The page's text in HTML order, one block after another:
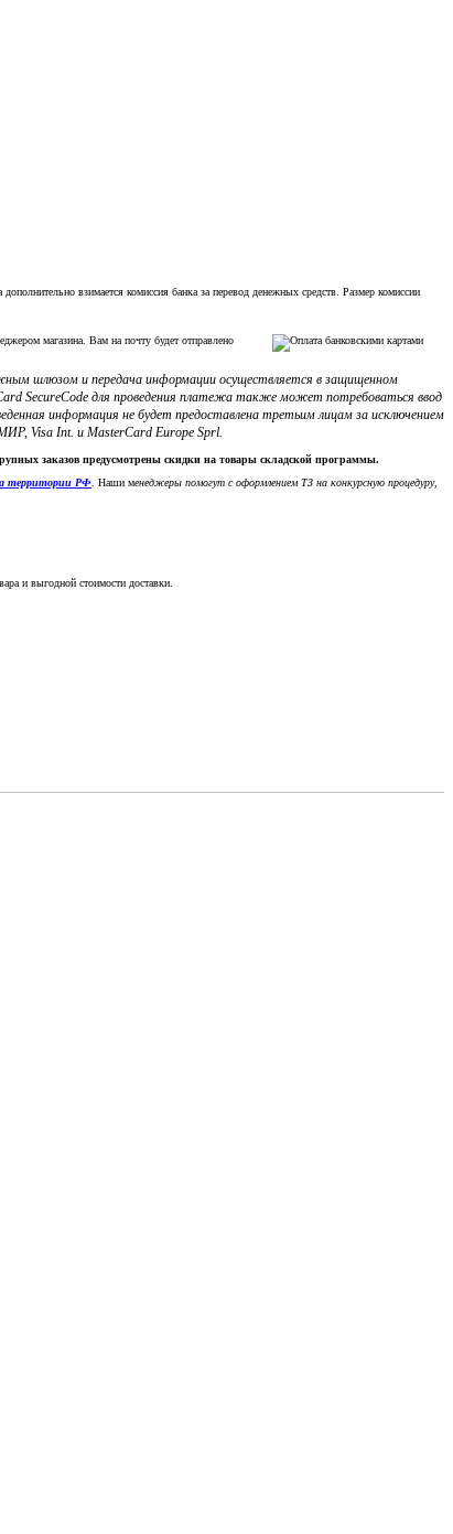
взимается комиссия банка за перевод денежных средств. Размер комиссии
магазина. Вам на почту будет отправлено
шлюзом и передача информации осуществляется в защищенном
SecureCode для проведения платежа также может потребоваться ввод
информация не будет предоставлена третьим лицам за исключением
Visa Int. и MasterCard Europe Sprl.
заказов предусмотрены скидки на товары складской программы.
территории РФ. Наши менеджеры помогут с оформлением ТЗ на конкурсную процедуру,
и выгодной стоимости доставки.